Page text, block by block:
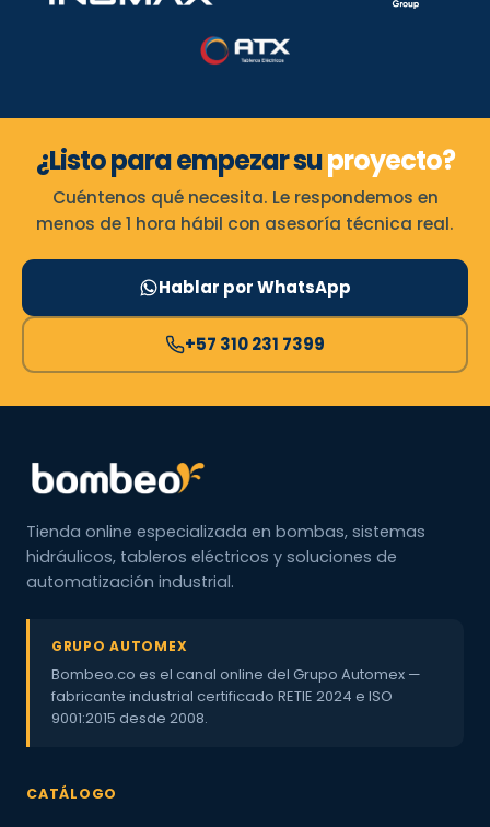
¿Listo para empezar suproyecto?
Cuéntenos qué necesita. Le respondemos en
menos de 1 hora hábil con asesoría técnica real.
Hablar por WhatsApp
+57 310 231 7399
Tienda online especializada en bombas, sistemas
hidráulicos, tableros eléctricos y soluciones de
automatización industrial.
GRUPO AUTOMEX
Bombeo.co es el canal online del Grupo Automex —
fabricante industrial certificado RETIE 2024 e ISO
9001:2015 desde 2008.
CATÁLOGO